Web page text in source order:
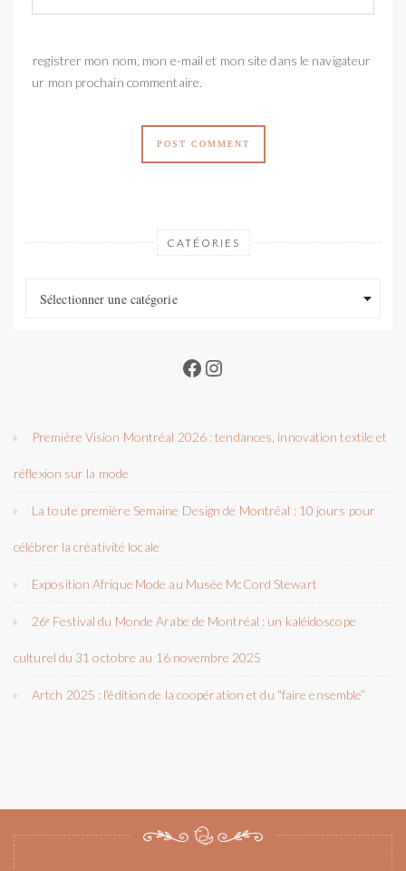
Enregistrer mon nom, mon e-mail et mon site dans le navigateur
pour mon prochain commentaire.
CATÉORIES
Sélectionner une catégorie
Facebook
Instagram
Première Vision Montréal 2026 : tendances, innovation textile et
réflexion sur la mode
La toute première Semaine Design de Montréal : 10 jours pour
célébrer la créativité locale
Exposition Afrique Mode au Musée McCord Stewart
26ᵉ Festival du Monde Arabe de Montréal : un kaléidoscope
culturel du 31 octobre au 16 novembre 2025
Artch 2025 : l’édition de la coopération et du “faire ensemble”